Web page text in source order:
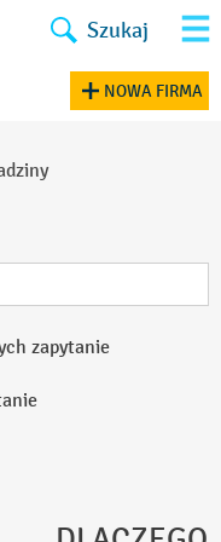
Szukaj
NOWA FIRMA
zapytanie